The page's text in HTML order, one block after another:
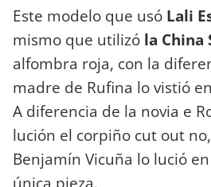
Este modelo que usó Lali
mismo que utilizó la China
alfombra roja, con la
madre de Rufina lo vistió
A diferencia de la novia e
lución el corpiño cut out
Benjamín Vicuña lo lució
única pieza.